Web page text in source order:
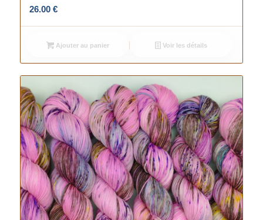
26.00 €
Ajouter au panier Voir les détails